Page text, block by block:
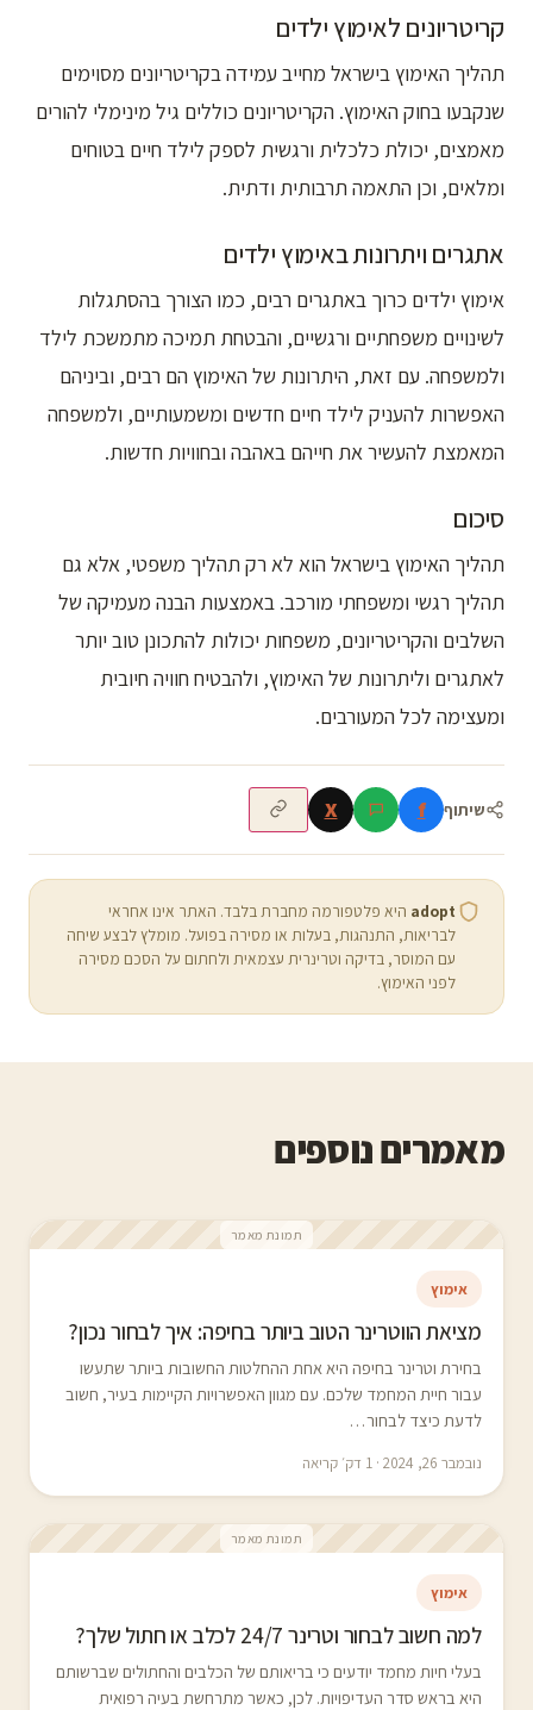
קריטריונים לאימוץ ילדים
תהליך האימוץ בישראל מחייב עמידה בקריטריונים מסוימים
שנקבעו בחוק האימוץ. הקריטריונים כוללים גיל מינימלי להורים
מאמצים, יכולת כלכלית ורגשית לספק לילד חיים בטוחים
ומלאים, וכן התאמה תרבותית ודתית.
אתגרים ויתרונות באימוץ ילדים
אימוץ ילדים כרוך באתגרים רבים, כמו הצורך בהסתגלות
לשינויים משפחתיים ורגשיים, והבטחת תמיכה מתמשכת לילד
ולמשפחה. עם זאת, היתרונות של האימוץ הם רבים, וביניהם
האפשרות להעניק לילד חיים חדשים ומשמעותיים, ולמשפחה
המאמצת להעשיר את חייהם באהבה ובחוויות חדשות.
סיכום
תהליך האימוץ בישראל הוא לא רק תהליך משפטי, אלא גם
תהליך רגשי ומשפחתי מורכב. באמצעות הבנה מעמיקה של
השלבים והקריטריונים, משפחות יכולות להתכונן טוב יותר
לאתגרים וליתרונות של האימוץ, ולהבטיח חוויה חיובית
ומעצימה לכל המעורבים.
שיתוף f
X
adopt היא פלטפורמה מחברת בלבד. האתר אינו אחראי
לבריאות, התנהגות, בעלות או מסירה בפועל. מומלץ לבצע שיחה
עם המוסר, בדיקה וטרינרית עצמאית ולחתום על הסכם מסירה
לפני האימוץ.
מאמרים נוספים
תמונת מאמר
אימוץ
מציאת הווטרינר הטוב ביותר בחיפה: איך לבחור נכון?
בחירת וטרינר בחיפה היא אחת ההחלטות החשובות ביותר שתעשו
עבור חיית המחמד שלכם. עם מגוון האפשרויות הקיימות בעיר, חשוב
לדעת כיצד לבחור…
נובמבר 26, 2024 · 1 דק׳ קריאה
תמונת מאמר
אימוץ
למה חשוב לבחור וטרינר 24/7 לכלב או חתול שלך?
בעלי חיות מחמד יודעים כי בריאותם של הכלבים והחתולים שברשותם
היא בראש סדר העדיפויות. לכן, כאשר מתרחשת בעיה רפואית